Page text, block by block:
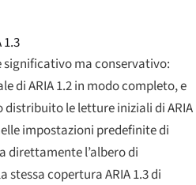
significativo ma conservativo:
di ARIA 1.2 in modo completo, e
distribuito le letture iniziali di ARIA
impostazioni predefinite di
direttamente l’albero di
stessa copertura ARIA 1.3 di